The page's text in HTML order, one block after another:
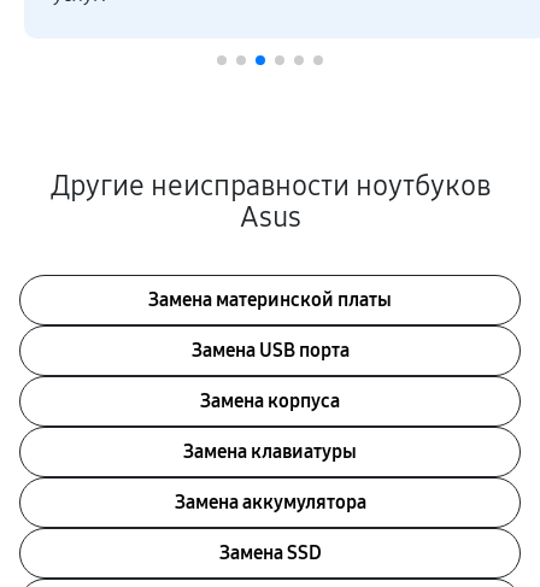
Другие неисправности ноутбуков
Asus
Замена материнской платы
Замена USB порта
Замена корпуса
Замена клавиатуры
Замена аккумулятора
Замена SSD